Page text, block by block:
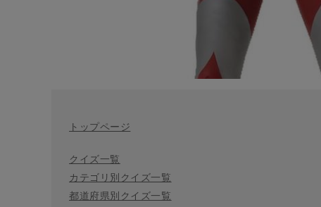
トップページ
クイズ一覧
カテゴリ別クイズ一覧
都道府県別クイズ一覧